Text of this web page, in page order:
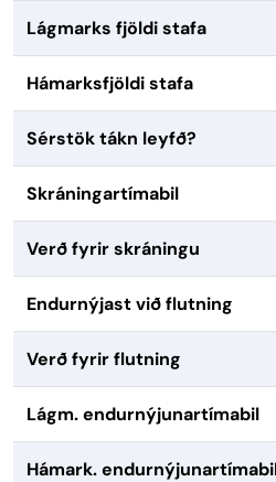
Lágmarks fjöldi stafa
Hámarksfjöldi stafa
Sérstök tákn leyfð?
Skráningartímabil
Verð fyrir skráningu
Endurnýjast við flutning
Verð fyrir flutning
Lágm. endurnýjunartímabil
Hámark.